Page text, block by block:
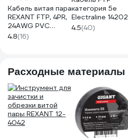
Кабель витая пара
REXANT FTP, 4PR,
24AWG PVC
CAT5e
внутренний,
4.8(16)
категория 5е
Electraline 14202
4.5(40)
Расходные материалы